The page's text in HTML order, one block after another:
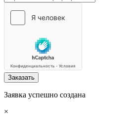
Заказать
Заявка успешно создана
×